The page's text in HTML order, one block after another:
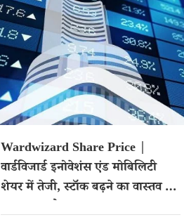
Wardwizard Share Price |
वार्डविजार्ड इनोवेशंस एंड मोबिलिटी
शेयर में तेजी, स्टॉक बढ़ने का वास्तव में